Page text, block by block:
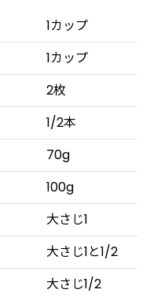
1カップ
1カップ
2枚
1/2本
70g
100g
大さじ1
大さじ1と1/2
大さじ1/2